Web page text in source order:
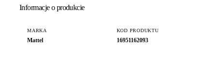
Informacje o produkcie
MARKA
Mattel
KOD PRODUKTU
16951162093